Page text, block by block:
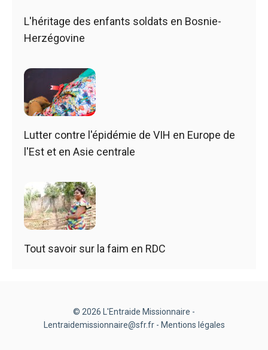
L'héritage des enfants soldats en Bosnie-
Herzégovine
Lutter contre l'épidémie de VIH en Europe de
l'Est et en Asie centrale
Tout savoir sur la faim en RDC
© 2026 L'Entraide Missionnaire -
Lentraidemissionnaire@sfr.fr - Mentions légales